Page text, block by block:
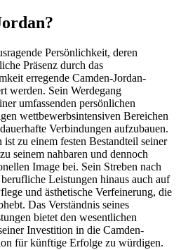
Persönlichkeit, deren
Präsenz durch das
erregende Camden-Jordan-
werden. Sein Werdegang
umfassenden persönlichen
wettbewerbsintensiven Bereichen
Verbindungen aufzubauen.
zu einem festen Bestandteil seiner
seinem nahbaren und dennoch
Image bei. Sein Streben nach
Leistungen hinaus auch auf
und ästhetische Verfeinerung, die
Das Verständnis seines
bietet den wesentlichen
Investition in die Camden-
für künftige Erfolge zu würdigen.